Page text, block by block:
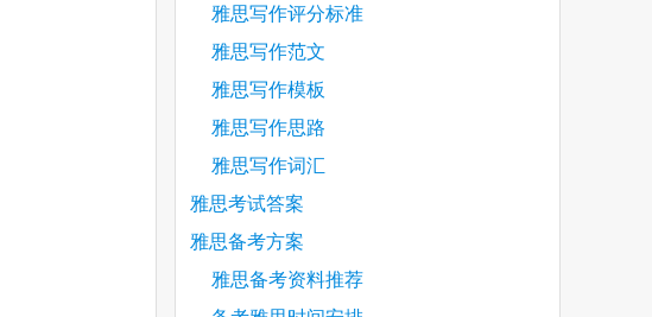
雅思写作评分标准
雅思写作范文
雅思写作模板
雅思写作思路
雅思写作词汇
雅思考试答案
雅思备考方案
雅思备考资料推荐